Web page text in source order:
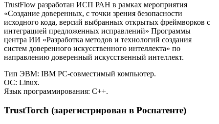
TrustFlow разработан ИСП РАН в рамках мероприятия
«Создание доверенных, с точки зрения безопасности
исходного кода, версий выбранных открытых фреймворков с
интеграцией предложенных исправлений» Программы
центра ИИ «Разработка методов и технологий создания
систем доверенного искусственного интеллекта» по
направлению доверенный искусственный интеллект.
Тип ЭВМ: IBM PC-совместимый компьютер.
ОС: Linux.
Язык программирования: C++.
TrustTorch (зарегистрирован в Роспатенте)